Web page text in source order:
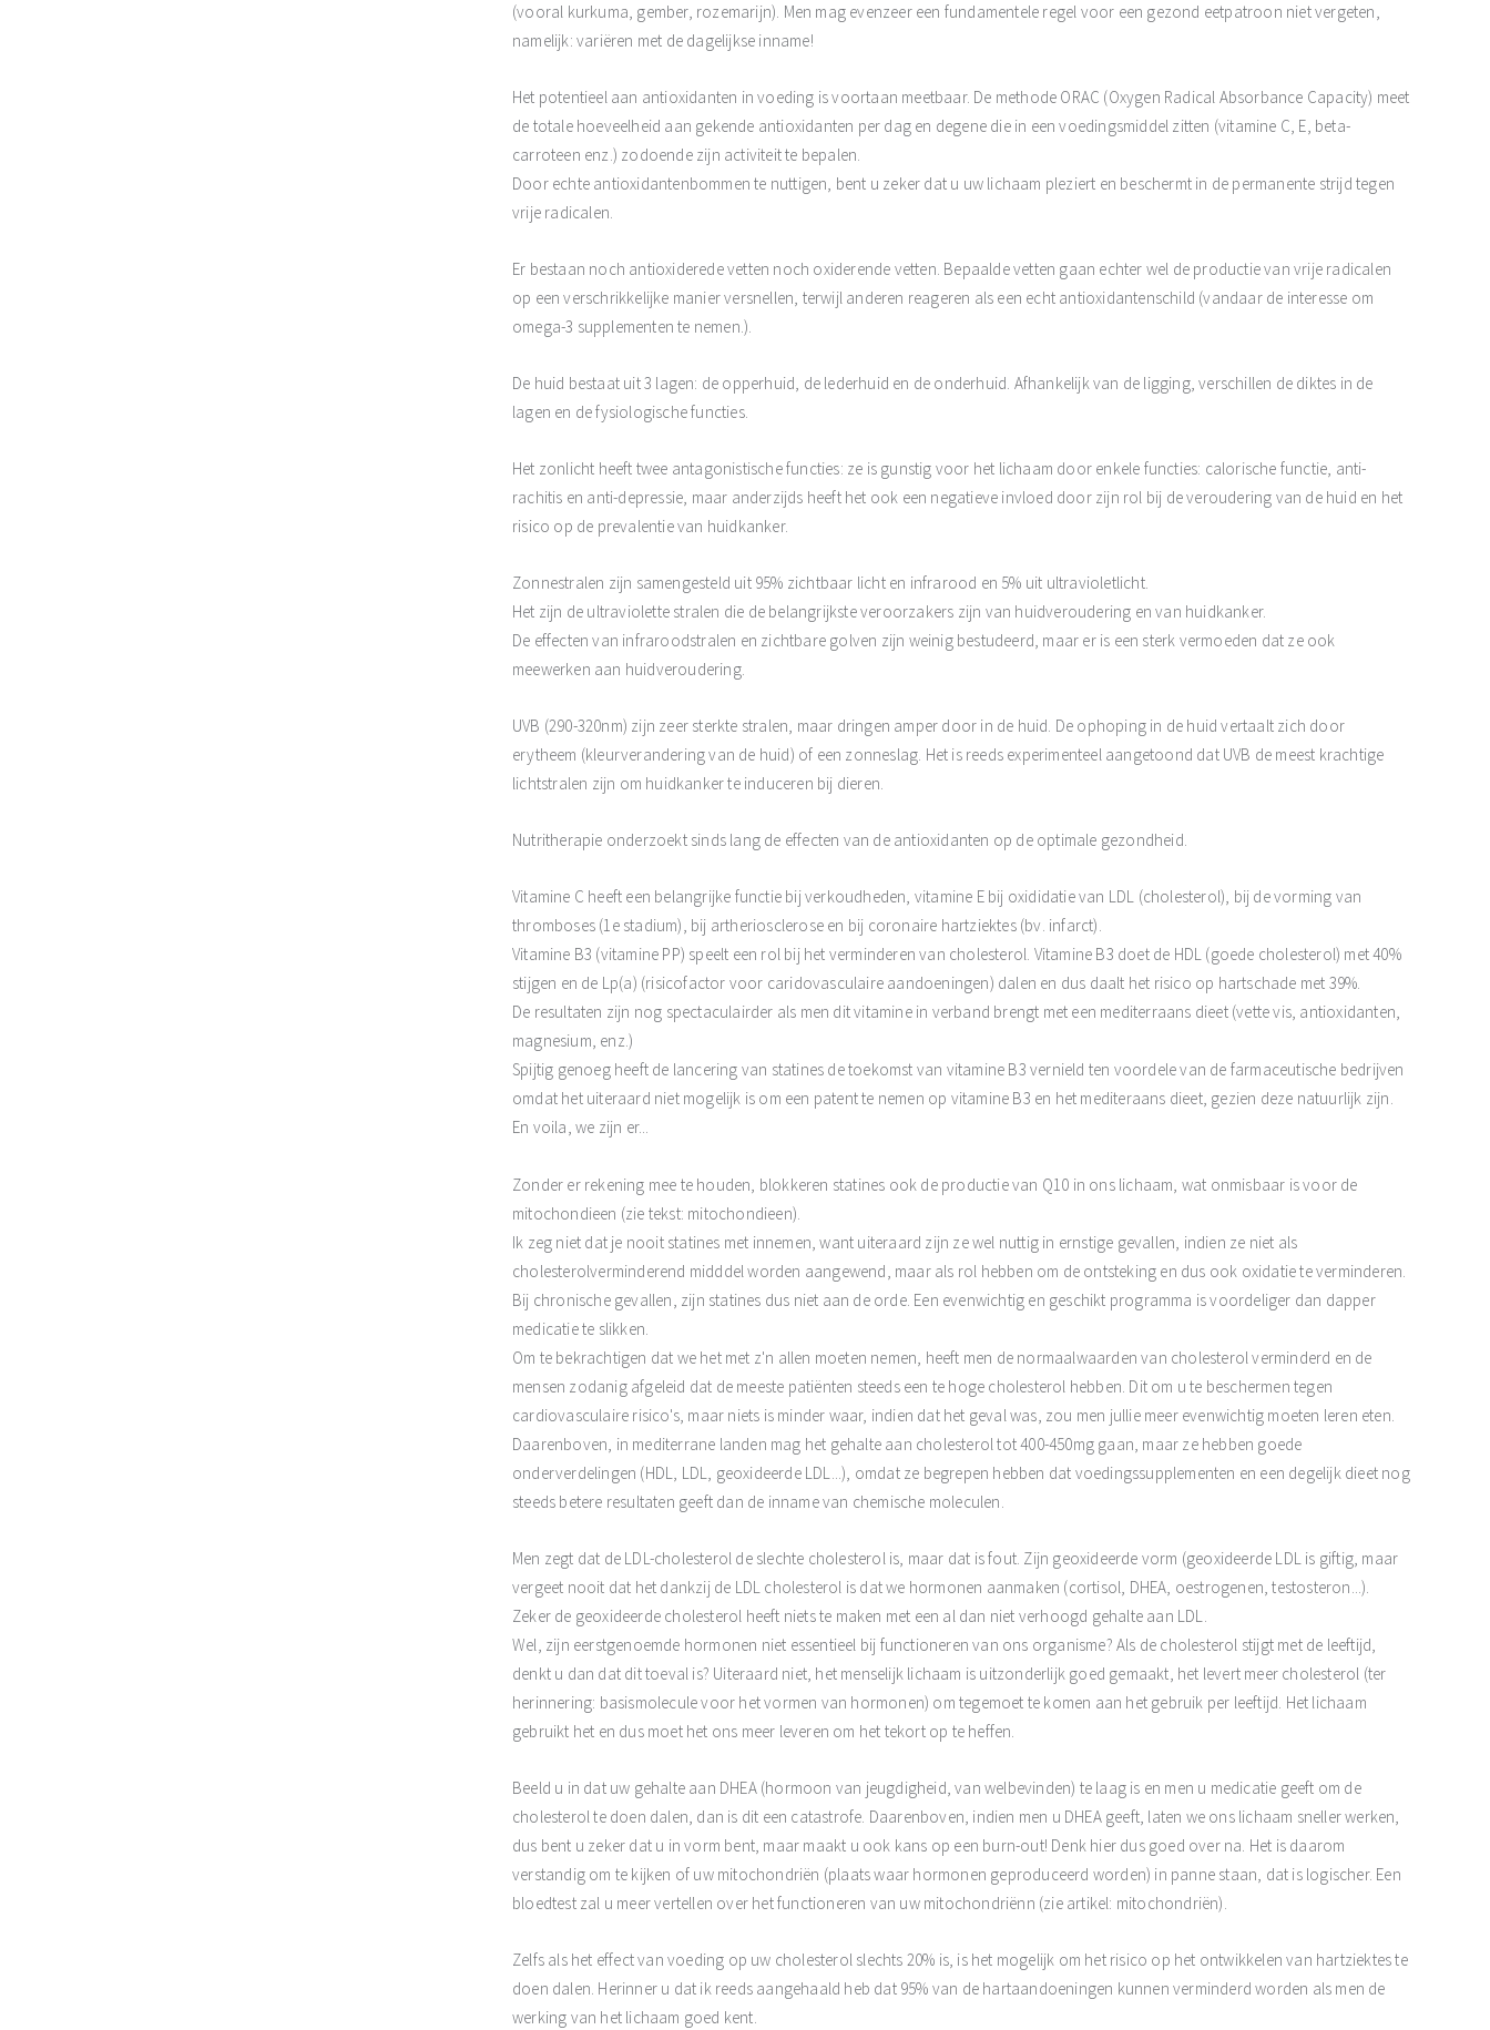
(vooral kurkuma, gember, rozemarijn). Men mag evenzeer een fundamentele regel voor een gezond eetpatroon niet vergeten,
namelijk: variëren met de dagelijkse inname!
Het potentieel aan antioxidanten in voeding is voortaan meetbaar. De methode ORAC (Oxygen Radical Absorbance Capacity) meet
de totale hoeveelheid aan gekende antioxidanten per dag en degene die in een voedingsmiddel zitten (vitamine C, E, beta-
carroteen enz.) zodoende zijn activiteit te bepalen.
Door echte antioxidantenbommen te nuttigen, bent u zeker dat u uw lichaam pleziert en beschermt in de permanente strijd tegen
vrije radicalen.
Er bestaan noch antioxiderede vetten noch oxiderende vetten. Bepaalde vetten gaan echter wel de productie van vrije radicalen
op een verschrikkelijke manier versnellen, terwijl anderen reageren als een echt antioxidantenschild (vandaar de interesse om
omega-3 supplementen te nemen.).
De huid bestaat uit 3 lagen: de opperhuid, de lederhuid en de onderhuid. Afhankelijk van de ligging, verschillen de diktes in de
lagen en de fysiologische functies.
Het zonlicht heeft twee antagonistische functies: ze is gunstig voor het lichaam door enkele functies: calorische functie, anti-
rachitis en anti-depressie, maar anderzijds heeft het ook een negatieve invloed door zijn rol bij de veroudering van de huid en het
risico op de prevalentie van huidkanker.
Zonnestralen zijn samengesteld uit 95% zichtbaar licht en infrarood en 5% uit ultravioletlicht.
Het zijn de ultraviolette stralen die de belangrijkste veroorzakers zijn van huidveroudering en van huidkanker.
De effecten van infraroodstralen en zichtbare golven zijn weinig bestudeerd, maar er is een sterk vermoeden dat ze ook
meewerken aan huidveroudering.
UVB (290-320nm) zijn zeer sterkte stralen, maar dringen amper door in de huid. De ophoping in de huid vertaalt zich door
erytheem (kleurverandering van de huid) of een zonneslag. Het is reeds experimenteel aangetoond dat UVB de meest krachtige
lichtstralen zijn om huidkanker te induceren bij dieren.
Nutritherapie onderzoekt sinds lang de effecten van de antioxidanten op de optimale gezondheid.
Vitamine C heeft een belangrijke functie bij verkoudheden, vitamine E bij oxididatie van LDL (cholesterol), bij de vorming van
thromboses (1e stadium), bij artheriosclerose en bij coronaire hartziektes (bv. infarct).
Vitamine B3 (vitamine PP) speelt een rol bij het verminderen van cholesterol. Vitamine B3 doet de HDL (goede cholesterol) met 40%
stijgen en de Lp(a) (risicofactor voor caridovasculaire aandoeningen) dalen en dus daalt het risico op hartschade met 39%.
De resultaten zijn nog spectaculairder als men dit vitamine in verband brengt met een mediterraans dieet (vette vis, antioxidanten,
magnesium, enz.)
Spijtig genoeg heeft de lancering van statines de toekomst van vitamine B3 vernield ten voordele van de farmaceutische bedrijven
omdat het uiteraard niet mogelijk is om een patent te nemen op vitamine B3 en het mediteraans dieet, gezien deze natuurlijk zijn.
En voila, we zijn er...
Zonder er rekening mee te houden, blokkeren statines ook de productie van Q10 in ons lichaam, wat onmisbaar is voor de
mitochondieen (zie tekst: mitochondieen).
Ik zeg niet dat je nooit statines met innemen, want uiteraard zijn ze wel nuttig in ernstige gevallen, indien ze niet als
cholesterolverminderend midddel worden aangewend, maar als rol hebben om de ontsteking en dus ook oxidatie te verminderen.
Bij chronische gevallen, zijn statines dus niet aan de orde. Een evenwichtig en geschikt programma is voordeliger dan dapper
medicatie te slikken.
Om te bekrachtigen dat we het met z'n allen moeten nemen, heeft men de normaalwaarden van cholesterol verminderd en de
mensen zodanig afgeleid dat de meeste patiënten steeds een te hoge cholesterol hebben. Dit om u te beschermen tegen
cardiovasculaire risico's, maar niets is minder waar, indien dat het geval was, zou men jullie meer evenwichtig moeten leren eten.
Daarenboven, in mediterrane landen mag het gehalte aan cholesterol tot 400-450mg gaan, maar ze hebben goede
onderverdelingen (HDL, LDL, geoxideerde LDL...), omdat ze begrepen hebben dat voedingssupplementen en een degelijk dieet nog
steeds betere resultaten geeft dan de inname van chemische moleculen.
Men zegt dat de LDL-cholesterol de slechte cholesterol is, maar dat is fout. Zijn geoxideerde vorm (geoxideerde LDL is giftig, maar
vergeet nooit dat het dankzij de LDL cholesterol is dat we hormonen aanmaken (cortisol, DHEA, oestrogenen, testosteron...).
Zeker de geoxideerde cholesterol heeft niets te maken met een al dan niet verhoogd gehalte aan LDL.
Wel, zijn eerstgenoemde hormonen niet essentieel bij functioneren van ons organisme? Als de cholesterol stijgt met de leeftijd,
denkt u dan dat dit toeval is? Uiteraard niet, het menselijk lichaam is uitzonderlijk goed gemaakt, het levert meer cholesterol (ter
herinnering: basismolecule voor het vormen van hormonen) om tegemoet te komen aan het gebruik per leeftijd. Het lichaam
gebruikt het en dus moet het ons meer leveren om het tekort op te heffen.
Beeld u in dat uw gehalte aan DHEA (hormoon van jeugdigheid, van welbevinden) te laag is en men u medicatie geeft om de
cholesterol te doen dalen, dan is dit een catastrofe. Daarenboven, indien men u DHEA geeft, laten we ons lichaam sneller werken,
dus bent u zeker dat u in vorm bent, maar maakt u ook kans op een burn-out! Denk hier dus goed over na. Het is daarom
verstandig om te kijken of uw mitochondriën (plaats waar hormonen geproduceerd worden) in panne staan, dat is logischer. Een
bloedtest zal u meer vertellen over het functioneren van uw mitochondriënn (zie artikel: mitochondriën).
Zelfs als het effect van voeding op uw cholesterol slechts 20% is, is het mogelijk om het risico op het ontwikkelen van hartziektes te
doen dalen. Herinner u dat ik reeds aangehaald heb dat 95% van de hartaandoeningen kunnen verminderd worden als men de
werking van het lichaam goed kent.